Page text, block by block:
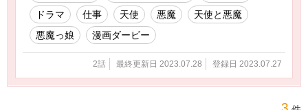
ドラマ
仕事 天使 悪魔
天使と悪魔
悪魔っ娘
漫画ダービー
2話 最終更新日 2023.07.28 登録日 2023.07.27